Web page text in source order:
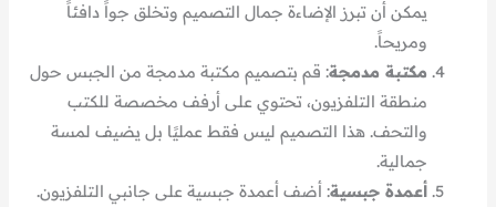
يمكن أن تبرز الإضاءة جمال التصميم وتخلق جواً دافئاً
ومريحاً.
مكتبة مدمجة: قم بتصميم مكتبة مدمجة من الجبس حول
منطقة التلفزيون، تحتوي على أرفف مخصصة للكتب
والتحف. هذا التصميم ليس فقط عمليًا بل يضيف لمسة
جمالية.
أعمدة جبسية: أضف أعمدة جبسية على جانبي التلفزيون.